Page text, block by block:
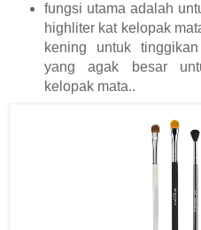
fungsi utama adalah
highliter kat kelopak
kening untuk
yang agak besar
kelopak mata..